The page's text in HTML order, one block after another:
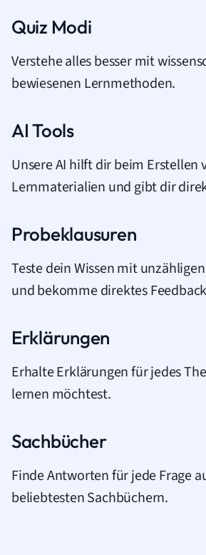
Quiz Modi
Verstehe alles besser mit
bewiesenen Lernmethoden.
AI Tools
Unsere AI hilft dir beim Erstellen
Lernmaterialien und gibt dir
Probeklausuren
Teste dein Wissen mit
und bekomme direktes
Erklärungen
Erhalte Erklärungen für jedes
lernen möchtest.
Sachbücher
Finde Antworten für jede Frage
beliebtesten Sachbüchern.